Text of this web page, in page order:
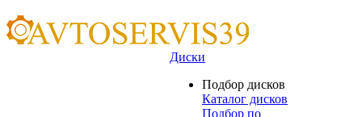
Диски
Подбор дисков
Каталог дисков
Подбор по